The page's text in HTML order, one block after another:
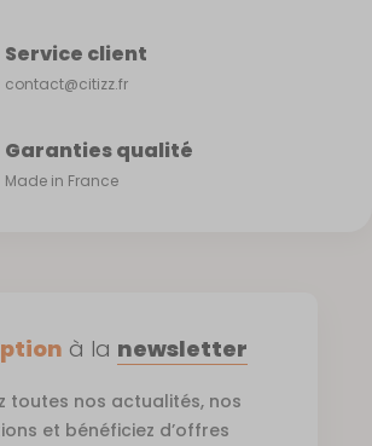
Service client
contact@citizz.fr
Garanties qualité
Made in France
à la newsletter
toutes nos actualités, nos
et bénéficiez d’offres